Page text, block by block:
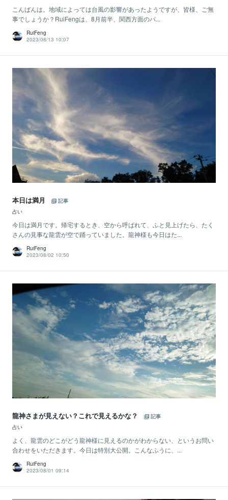
こんばんは。地域によっては台風の影響があったようですが、皆様、ご無
事でしょうか？RuiFengは、8月前半、関西方面のパ...
RuiFeng
2023/08/13 10:07
本日は満月
記事
占い
今日は満月です。帰宅するとき、空から呼ばれて、ふと見上げたら、たく
さんの見事な龍雲が空で踊っていました。龍神様も今日はた...
RuiFeng
2023/08/02 10:50
龍神さまが見えない？これで見えるかな？
記事
占い
よく、龍雲のどこがどう龍神様に見えるのかがわからない、というお問い
合わせをいただきます。今日は特別大公開。こんなふうに、...
RuiFeng
2023/08/01 09:14